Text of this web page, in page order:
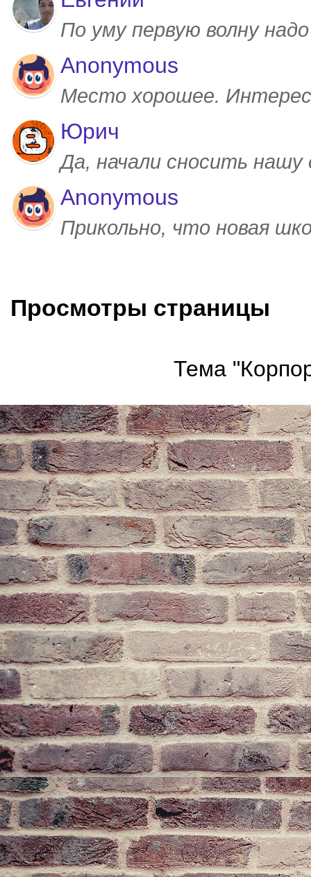
По уму первую волну
Anonymous
Место хорошее.
Юрич
Да, начали сносить
Anonymous
Прикольно, что новая
Просмотры страницы
Тема